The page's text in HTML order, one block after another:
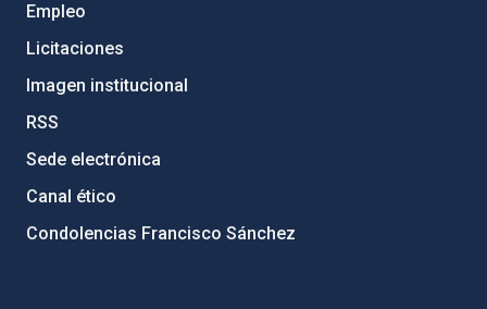
Empleo
Licitaciones
Imagen institucional
RSS
Sede electrónica
Canal ético
Condolencias Francisco Sánchez